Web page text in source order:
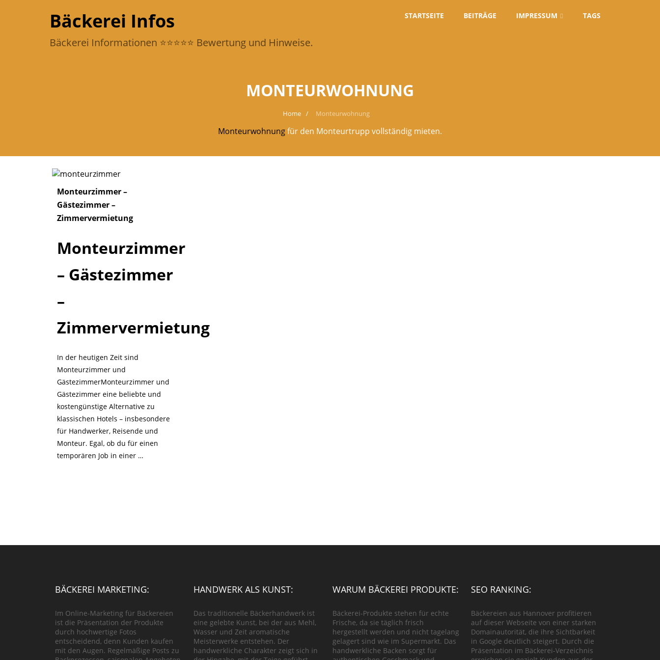
Bäckerei Infos
Bäckerei Informationen ⭐️⭐️⭐️⭐️⭐️ Bewertung und Hinweise.
STARTSEITE BEITRÄGE IMPRESSUM TAGS
MONTEURWOHNUNG
Home Monteurwohnung
Monteurwohnungfür den Monteurtrupp vollständig mieten.
Monteurzimmer –
Gästezimmer –
Zimmervermietung
Monteurzimmer
– Gästezimmer
–
Zimmervermietung
In der heutigen Zeit sind
Monteurzimmer und
GästezimmerMonteurzimmer und
Gästezimmer eine beliebte und
kostengünstige Alternative zu
klassischen Hotels – insbesondere
für Handwerker, Reisende und
Monteur. Egal, ob du für einen
temporären Job in einer …
BÄCKEREI MARKETING:
Im Online-Marketing für Bäckereien
ist die Präsentation der Produkte
durch hochwertige Fotos
entscheidend, denn Kunden kaufen
mit den Augen. Regelmäßige Posts zu
HANDWERK ALS KUNST:
Das traditionelle Bäckerhandwerk ist
eine gelebte Kunst, bei der aus Mehl,
Wasser und Zeit aromatische
Meisterwerke entstehen. Der
handwerkliche Charakter zeigt sich in
WARUM BÄCKEREI PRODUKTE:
Bäckerei-Produkte stehen für echte
Frische, da sie täglich frisch
hergestellt werden und nicht tagelang
gelagert sind wie im Supermarkt. Das
handwerkliche Backen sorgt für
SEO RANKING:
Bäckereien aus Hannover profitieren
auf dieser Webseite von einer starken
Domainautorität, die ihre Sichtbarkeit
in Google deutlich steigert. Durch die
Präsentation im Bäckerei-Verzeichnis